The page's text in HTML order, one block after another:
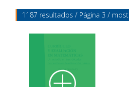
1187 resultados / Página 3 /